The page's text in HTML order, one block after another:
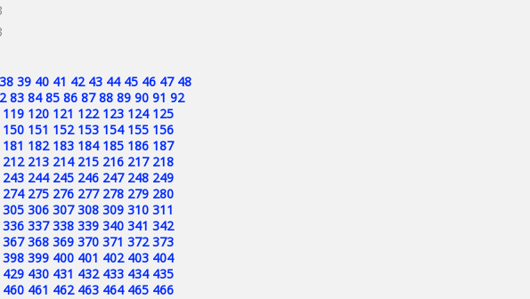
38 39 40 41 42 43 44 45 46 47 48
83 84 85 86 87 88 89 90 91 92
119 120 121 122 123 124 125
150 151 152 153 154 155 156
181 182 183 184 185 186 187
212 213 214 215 216 217 218
243 244 245 246 247 248 249
274 275 276 277 278 279 280
305 306 307 308 309 310 311
336 337 338 339 340 341 342
367 368 369 370 371 372 373
398 399 400 401 402 403 404
429 430 431 432 433 434 435
460 461 462 463 464 465 466